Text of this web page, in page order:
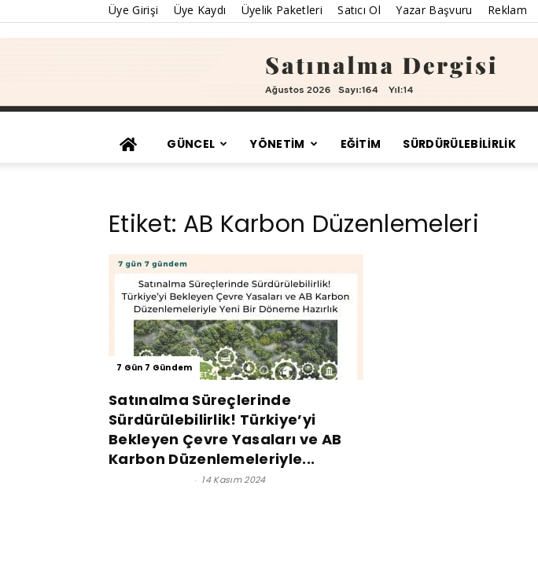
Üye Girişi Üye Kaydı Üyelik Paketleri Satıcı Ol Yazar Başvuru Reklam
GÜNCEL YÖNETİM EĞİTİM SÜRDÜRÜLEBILIRLIK
Etiket: AB Karbon Düzenlemeleri
7 Gün 7 Gündem
Satınalma Süreçlerinde
Sürdürülebilirlik! Türkiye’yi
Bekleyen Çevre Yasaları ve AB
Karbon Düzenlemeleriyle...
- 14 Kasım 2024